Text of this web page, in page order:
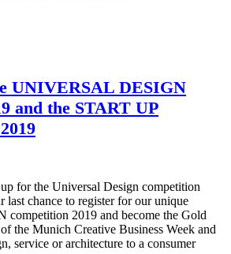
UNIVERSAL DESIGN
and the START UP
for the Universal Design competition
last chance to register for our unique
2019 and become the Gold
the Munich Creative Business Week and
service or architecture to a consumer